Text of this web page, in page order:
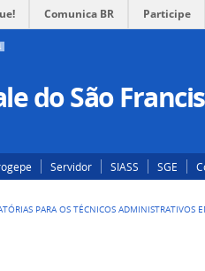
Comunica BR Participe
do São
Servidor SIASS SGE
PARA OS TÉCNICOS ADMINISTRATIVOS